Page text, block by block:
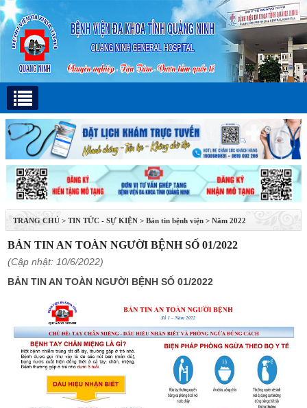
TRANG CHỦ > TIN TỨC - SỰ KIỆN > Bản tin bệnh viện > Năm 2022
BẢN TIN AN TOÀN NGƯỜI BỆNH SỐ 01/2022
(Cập nhật: 10/6/2022)
BẢN TIN AN TOÀN NGƯỜI BỆNH SỐ 01/2022